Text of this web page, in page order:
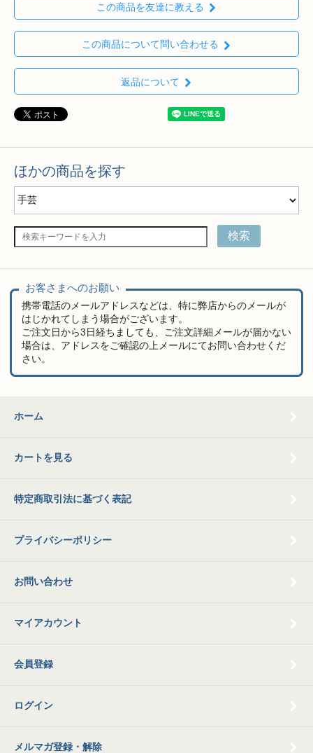
この商品を友達に教える
この商品について問い合わせる
返品について
ほかの商品を探す
検索
お客さまへのお願い
携帯電話のメールアドレスなどは、特に弊店からのメールが
はじかれてしまう場合がございます。
ご注文日から3日経ちましても、ご注文詳細メールが届かない
場合は、アドレスをご確認の上メールにてお問い合わせくだ
さい。
ホーム
カートを見る
特定商取引法に基づく表記
プライバシーポリシー
お問い合わせ
マイアカウント
会員登録
ログイン
メルマガ登録・解除